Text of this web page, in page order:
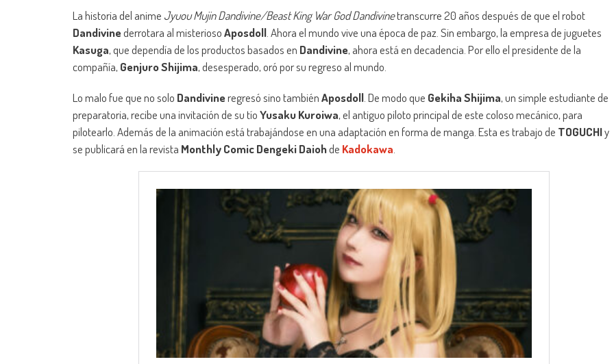
La historia del anime Jyuou Mujin Dandivine/Beast King War God Dandivinetranscurre 20 años después de que el robot
Dandivinederrotara al misteriosoAposdoll. Ahora el mundo vive una época de paz. Sin embargo, la empresa de juguetes
Kasuga, que dependía de los productos basados en Dandivine, ahora está en decadencia. Por ello el presidente de la
compañía, Genjuro Shijima, desesperado, oró por su regreso al mundo.
Lo malo fue que no solo Dandivineregresó sino tambiénAposdoll. De modo que Gekiha Shijima, un simple estudiante de
preparatoria, recibe una invitación de su tíoYusaku Kuroiwa, el antiguo piloto principal de este coloso mecánico, para
pilotearlo. Además de la animación está trabajándose en una adaptación en forma de manga. Esta es trabajo de TOGUCHIy
se publicará en la revista Monthly Comic Dengeki Daiohde Kadokawa.